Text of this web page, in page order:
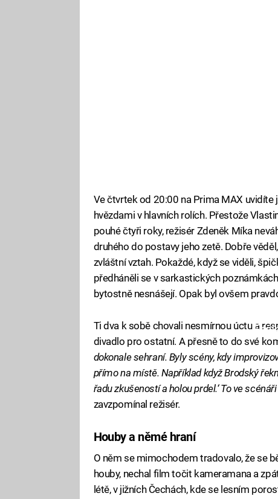
Ve čtvrtek od 20:00 na Prima MAX
hvězdami v hlavních rolích. Přestože
pouhé čtyři roky, režisér Zdeněk Míka
druhého do postavy jeho zetě. Dobře
zvláštní vztah. Pokaždé, když se viděli,
předháněli se v sarkastických
bytostně nesnášejí. Opak byl ovšem
Ti dva k sobě chovali nesmírnou úctu a
divadlo pro ostatní. A přesně to do své
dokonale sehraní. Byly scény, kdy
přímo na místě. Například když Brodský
řadu zkušeností a holou prdel.‘ To ve
zavzpomínal režisér.
Houby a němé hraní
O něm se mimochodem tradovalo, že se
houby, nechal film točit kameramana a
létě, v jižních Čechách, kde se lesním